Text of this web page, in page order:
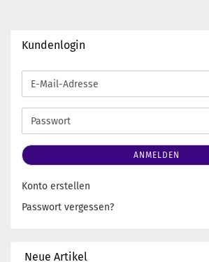
Kundenlogin
E-
Mail-
Adresse
Passwort
ANMELDEN
Konto erstellen
Passwort vergessen?
Neue Artikel